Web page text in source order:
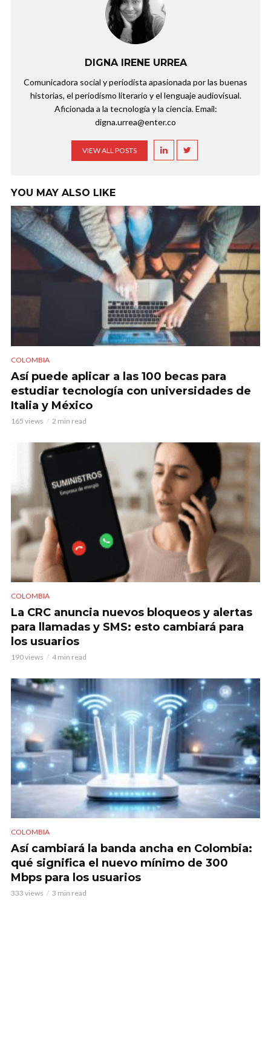
DIGNA IRENE URREA
Comunicadora social y periodista apasionada por las buenas
historias, el periodismo literario y el lenguaje audiovisual.
Aficionada a la tecnología y la ciencia. Email:
digna.urrea@enter.co
VIEW ALL POSTS
YOU MAY ALSO LIKE
COLOMBIA
Así puede aplicar a las 100 becas para
estudiar tecnología con universidades de
Italia y México
165 views 2 min read
COLOMBIA
La CRC anuncia nuevos bloqueos y alertas
para llamadas y SMS: esto cambiará para
los usuarios
190 views 4 min read
COLOMBIA
Así cambiará la banda ancha en Colombia:
qué significa el nuevo mínimo de 300
Mbps para los usuarios
333 views 3 min read